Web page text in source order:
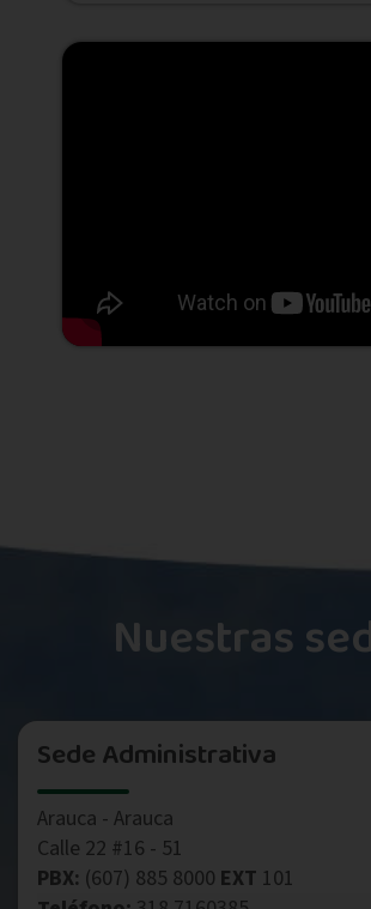
Nuestras
Sede Administrativa
Arauca - Arauca
Calle 22 #16 - 51
PBX: (607) 885 8000 EXT 101